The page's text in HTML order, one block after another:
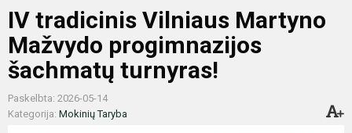
IV tradicinis Vilniaus Martyno
Mažvydo progimnazijos
šachmatų turnyras!
Paskelbta: 2026-05-14
Kategorija: Mokinių Taryba